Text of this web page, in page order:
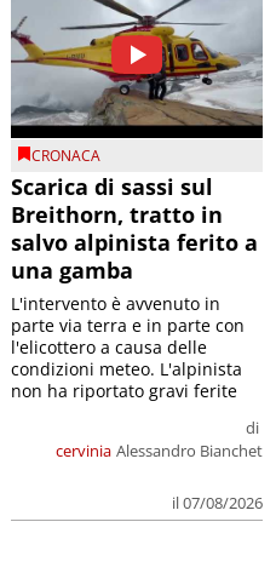
CRONACA
Scarica di sassi sul
Breithorn, tratto in
salvo alpinista ferito a
una gamba
cervinia
di
Alessandro Bianchet
il 07/08/2026
L'intervento è avvenuto in
parte via terra e in parte con
l'elicottero a causa delle
condizioni meteo. L'alpinista
non ha riportato gravi ferite